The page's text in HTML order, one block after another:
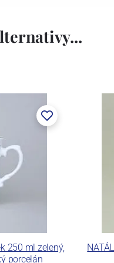
250 ml zelený,
porcelán